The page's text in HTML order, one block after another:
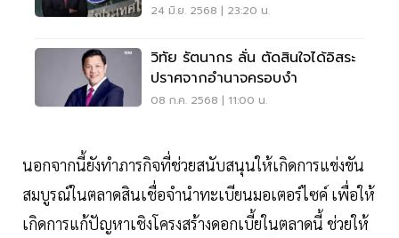
24 มิ.ย. 2568 | 23:20 น.
วิทัย รัตนากร ลั่น ตัดสินใจได้อิสระ
ปราศจากอำนาจครอบงำ
08 ก.ค. 2568 | 11:00 น.
นอกจากนี้ยังทำภารกิจที่ช่วยสนับสนุนให้เกิดการแข่งขัน
สมบูรณ์ในตลาดสินเชื่อจำนำทะเบียนมอเตอร์ไซค์ เพื่อให้
เกิดการแก้ปัญหาเชิงโครงสร้างดอกเบี้ยในตลาดนี้ ช่วยให้